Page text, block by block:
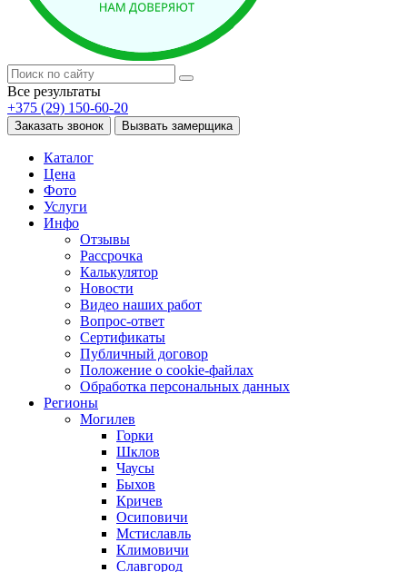
Все результаты
+375 (29) 150-60-20
Заказать звонок Вызвать замерщика
Каталог
Цена
Фото
Услуги
Инфо
Отзывы
Рассрочка
Калькулятор
Новости
Видео наших работ
Вопрос-ответ
Сертификаты
Публичный договор
Положение о cookie-файлах
Обработка персональных данных
Регионы
Могилев
Горки
Шклов
Чаусы
Быхов
Кричев
Осиповичи
Мстиславль
Климовичи
Славгород